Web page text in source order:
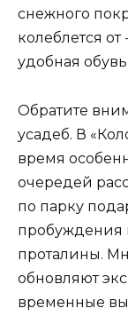
снежного
колеблется от
удобная обувь
Обратите
усадеб. В
время
очередей
по парку
пробуждения
проталины.
обновляют
временные